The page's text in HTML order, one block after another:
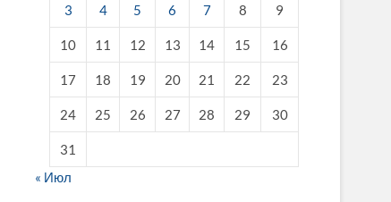
3 4 5 6 7 8 9
10 11 12 13 14 15 16
17 18 19 20 21 22 23
24 25 26 27 28 29 30
31
« Июл